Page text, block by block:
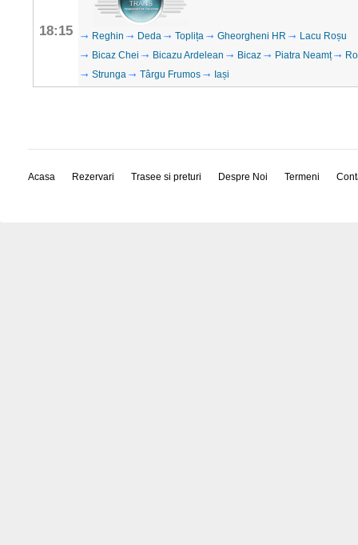
18:15 Reghin Deda Toplița Gheorgheni HR
Lacu Roșu
Bicaz Chei
Bicazu Ardelean Bicaz Piatra Neamț
Strunga
Târgu Frumos Iași
Acasa Rezervari Trasee si preturi Despre Noi Termeni